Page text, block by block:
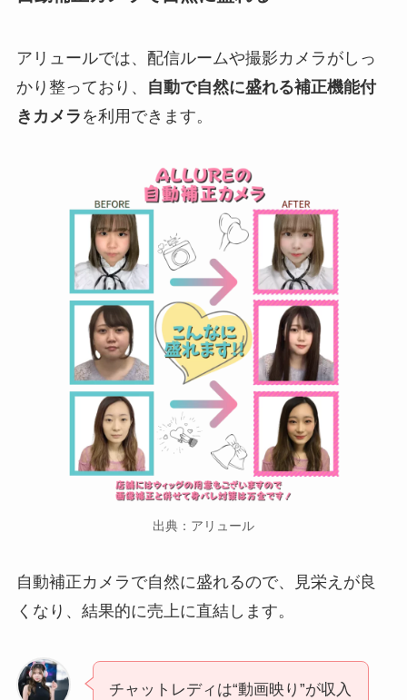
アリュールでは、配信ルームや撮影カメラがしっ
かり整っており、
自動で自然に盛れる補正機能付
きカメラ を利用できます。
出典：アリュール
自動補正カメラで自然に盛れるので、見栄えが良
くなり、結果的に売上に直結します。
チャットレディは“動画映り”が収入